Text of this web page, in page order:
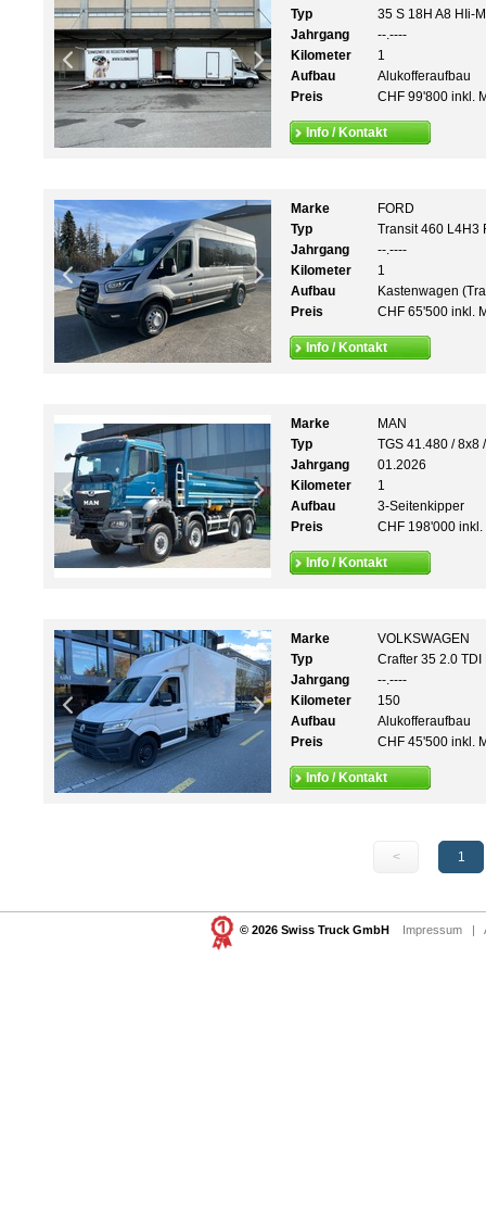
Typ
35 S 18H A8 HIi-
Jahrgang
--.----
Kilometer
1
Aufbau
Alukofferaufbau
Preis
CHF 99'800 inkl.
Info / Kontakt
Marke
FORD
Typ
Transit 460 L4H3
Jahrgang
--.----
Kilometer
1
Aufbau
Kastenwagen
Preis
CHF 65'500 inkl.
Info / Kontakt
Marke
MAN
Typ
TGS 41.480 / 8x8
Jahrgang
01.2026
Kilometer
1
Aufbau
3-Seitenkipper
Preis
CHF 198'000 inkl.
Info / Kontakt
Marke
VOLKSWAGEN
Typ
Crafter 35 2.0
Jahrgang
--.----
Kilometer
150
Aufbau
Alukofferaufbau
Preis
CHF 45'500 inkl.
Info / Kontakt
< 1
© 2026 Swiss Truck GmbH Impressum |